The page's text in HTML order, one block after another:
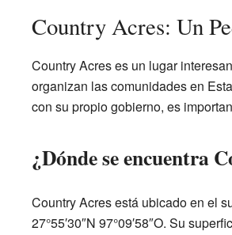
Country Acres: Un
Country Acres es un lugar
organizan las comunidades en
con su propio gobierno, es
¿Dónde se encuentra
Country Acres está ubicado en el
27°55′30″N 97°09′58″O. Su